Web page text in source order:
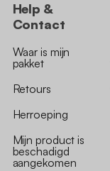
Help &
Contact
Waar is mijn
pakket
Retours
Herroeping
Mijn product is
beschadigd
aangekomen